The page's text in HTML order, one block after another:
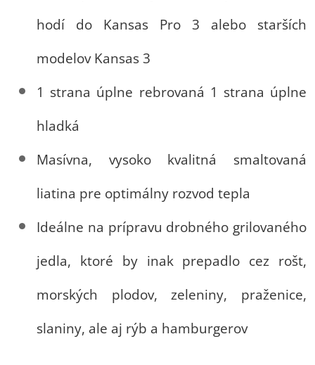
hodí do Kansas Pro 3 alebo starších
modelov Kansas 3
1 strana úplne rebrovaná 1 strana úplne
hladká
Masívna, vysoko kvalitná smaltovaná
liatina pre optimálny rozvod tepla
Ideálne na prípravu drobného grilovaného
jedla, ktoré by inak prepadlo cez rošt,
morských plodov, zeleniny, praženice,
slaniny, ale aj rýb a hamburgerov